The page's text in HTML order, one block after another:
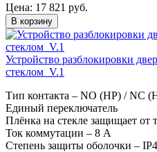
Цена: 17 821 руб.
В корзину
Устройство разблокировки
стеклом_V.1
Тип контакта – NO (НР) / NC
Единый переключатель
Плёнка на стекле защищает от
Ток коммутации – 8 А
Степень защиты оболочки –